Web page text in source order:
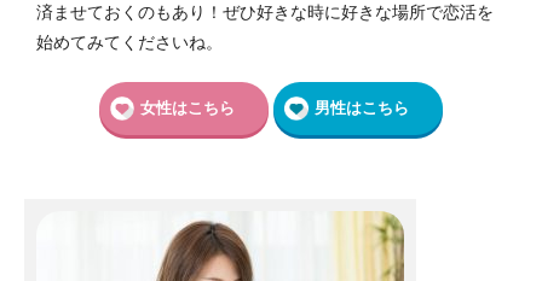
済ませておくのもあり！ぜひ好きな時に好きな場所で恋活を
始めてみてくださいね。
女性はこちら 男性はこちら